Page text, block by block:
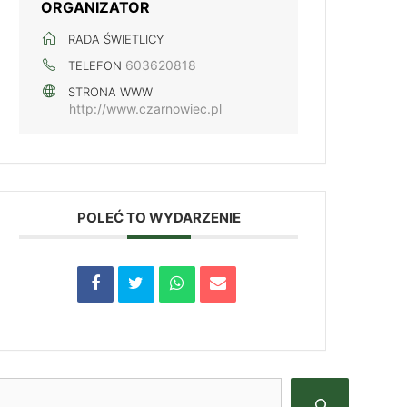
ORGANIZATOR
RADA ŚWIETLICY
TELEFON 603620818
STRONA WWW
http://www.czarnowiec.pl
POLEĆ TO WYDARZENIE